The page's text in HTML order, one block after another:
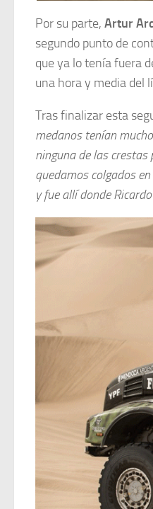
Por su parte, Artur
segundo punto de
que ya lo tenía fuera
una hora y media del
Tras finalizar esta
medanos tenían
ninguna de las
quedamos colgados
y fue allí donde